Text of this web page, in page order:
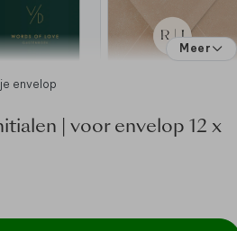
Meer
envelop
| voor envelop 12 x